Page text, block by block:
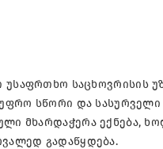
საცხოვრისის
სწორი და სასურველი
მხარდაჭერა ექნება,
გადაწყდება.